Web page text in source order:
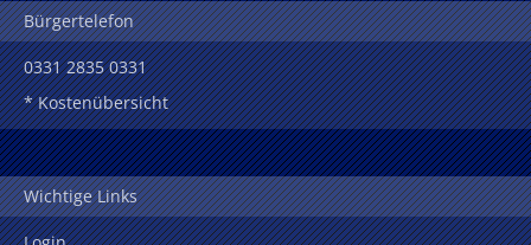
Bürgertelefon
0331 2835 0331
* Kostenübersicht
Wichtige Links